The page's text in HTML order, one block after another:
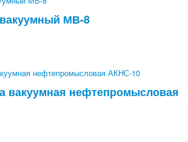
МВ-8
вакуумная нефтепромысловая